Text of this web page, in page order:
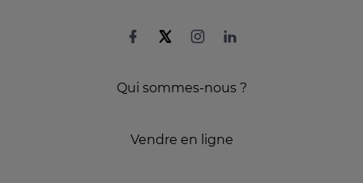
Qui sommes-nous ?
Vendre en ligne